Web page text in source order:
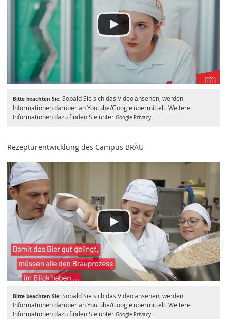
Bitte beachten Sie:Sobald Sie sich das Video ansehen, werden
Informationen darüber an Youtube/Google übermittelt. Weitere
Informationen dazu finden Sie unter Google Privacy.
Rezepturentwicklung des Campus BRÄU
Bitte beachten Sie:Sobald Sie sich das Video ansehen, werden
Informationen darüber an Youtube/Google übermittelt. Weitere
Informationen dazu finden Sie unter Google Privacy.